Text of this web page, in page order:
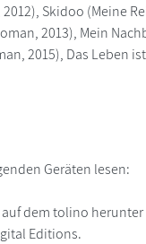
Skidoo (Meine
2013), Mein
2015), Das Leben
Geräten lesen:
dem tolino
Editions.